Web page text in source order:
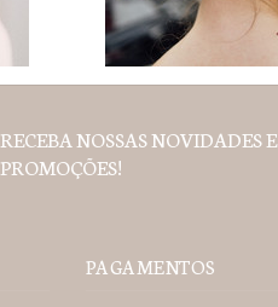
RECEBA NOSSAS NOVIDADES E
PROMOÇÕES!
PAGAMENTOS